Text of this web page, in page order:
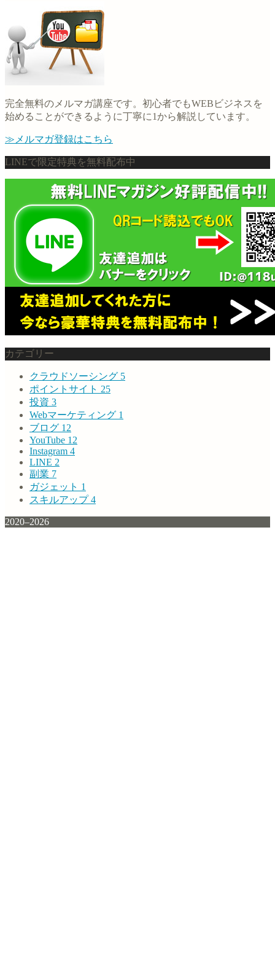
完全無料のメルマガ講座です。初心者でもWEBビジネスを
始めることができるように丁寧に1から解説しています。
≫メルマガ登録はこちら
LINEで限定特典を無料配布中
カテゴリー
クラウドソーシング 5
ポイントサイト 25
投資 3
Webマーケティング 1
ブログ 12
YouTube 12
Instagram 4
LINE 2
副業 7
ガジェット 1
スキルアップ4
2020–2026